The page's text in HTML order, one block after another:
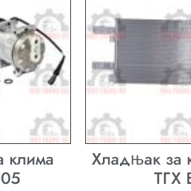
клима Хладњак за
ТГХ